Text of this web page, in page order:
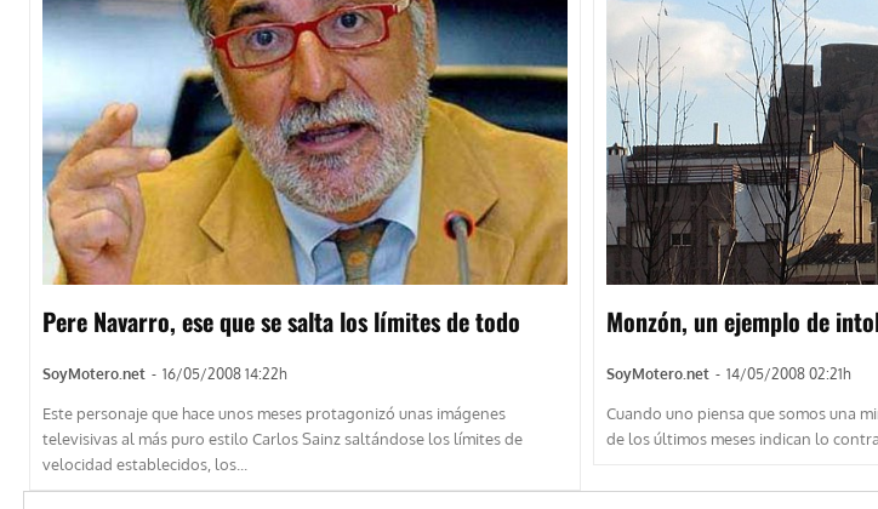
Pere Navarro, ese que se salta los límites de todo
SoyMotero.net - 16/05/2008 14:22h
Este personaje que hace unos meses protagonizó unas imágenes
televisivas al más puro estilo Carlos Sainz saltándose los límites de
velocidad establecidos, los...
Monzón, un ejemplo de
SoyMotero.net - 14/05/2008 02:21h
Cuando uno piensa que somos una
de los últimos meses indican lo